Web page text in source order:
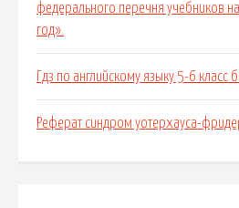
федерального перечня учебников
год».
Гдз по английскому языку 5-6 класс
Реферат синдром уотерхауса-